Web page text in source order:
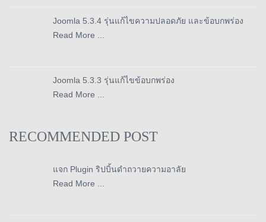
Joomla 5.3.4 รุ่นแก้ไขความปลอดภัย และข้อบกพร่อง
Read More ...
Joomla 5.3.3 รุ่นแก้ไขข้อบกพร่อง
Read More ...
RECOMMENDED POST
แจก Plugin ริปบิ้นดำถวายความอาลัย
Read More ...